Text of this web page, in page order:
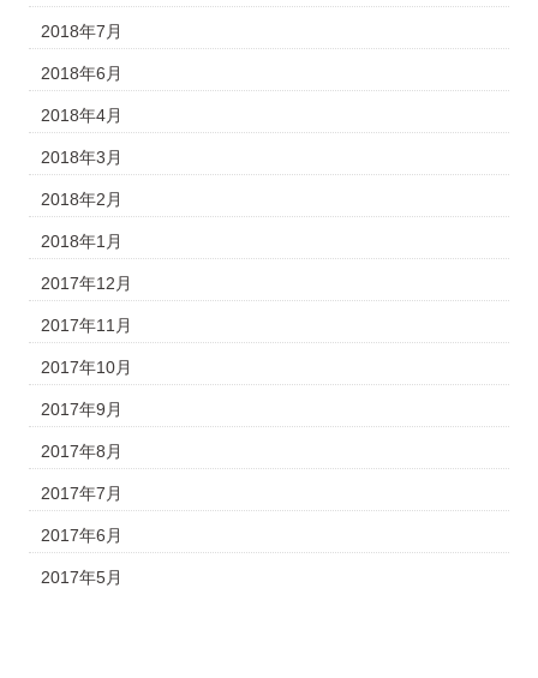
2018年7月
2018年6月
2018年4月
2018年3月
2018年2月
2018年1月
2017年12月
2017年11月
2017年10月
2017年9月
2017年8月
2017年7月
2017年6月
2017年5月